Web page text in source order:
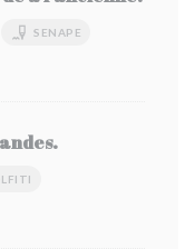
SENAPE